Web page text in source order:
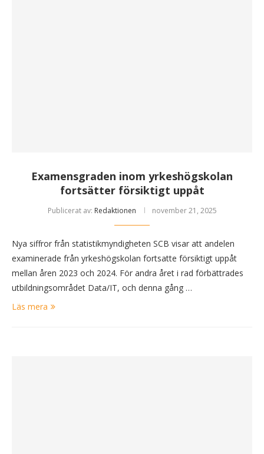
Examensgraden inom yrkeshögskolan
fortsätter försiktigt uppåt
Publicerat av: Redaktionen november 21, 2025
Nya siffror från statistikmyndigheten SCB visar att andelen
examinerade från yrkeshögskolan fortsatte försiktigt uppåt
mellan åren 2023 och 2024. För andra året i rad förbättrades
utbildningsområdet Data/IT, och denna gång …
Läs mera